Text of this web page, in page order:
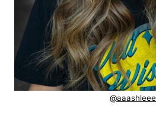
@aaashleee